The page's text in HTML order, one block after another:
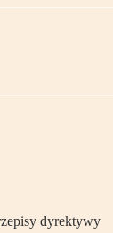
dyrektywy